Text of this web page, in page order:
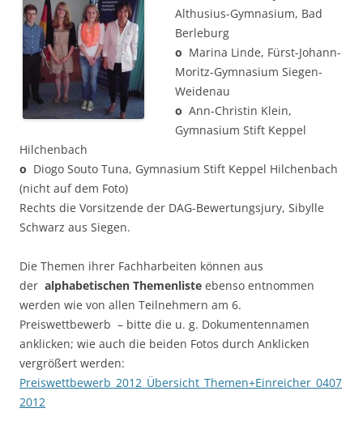
Althusius-Gymnasium, Bad
Berleburg
o Marina Linde, Fürst-Johann-
Moritz-Gymnasium Siegen-
Weidenau
o Ann-Christin Klein,
Gymnasium Stift Keppel
Hilchenbach
o Diogo Souto Tuna, Gymnasium Stift Keppel Hilchenbach
(nicht auf dem Foto)
Rechts die Vorsitzende der DAG-Bewertungsjury, Sibylle
Schwarz aus Siegen.
Die Themen ihrer Fachharbeiten können aus
der alphabetischen Themenliste ebenso entnommen
werden wie von allen Teilnehmern am 6.
Preiswettbewerb – bitte die u. g. Dokumentennamen
anklicken; wie auch die beiden Fotos durch Anklicken
vergrößert werden:
Preiswettbewerb_2012_Übersicht_Themen+Einreicher_0407
2012